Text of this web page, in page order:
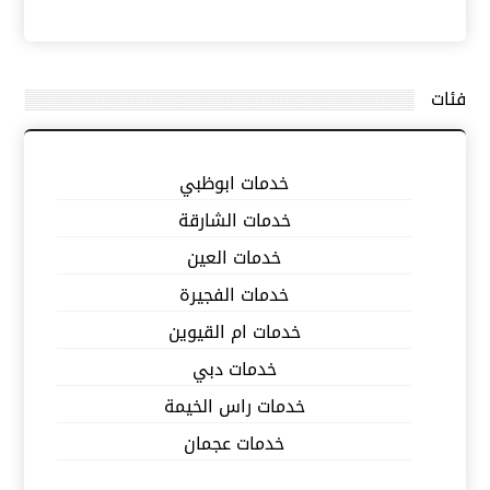
فئات
خدمات ابوظبي
خدمات الشارقة
خدمات العين
خدمات الفجيرة
خدمات ام القيوين
خدمات دبي
خدمات راس الخيمة
خدمات عجمان